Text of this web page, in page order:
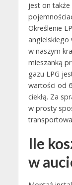
jest on
Określenie
angielskiego
w naszym
mieszanką
gazu LPG
wartości od
ciekłą. Za
w prosty
Ile
w